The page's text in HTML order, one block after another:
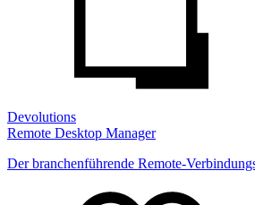
Devolutions
Remote Desktop Manager
Der branchenführende Remote-